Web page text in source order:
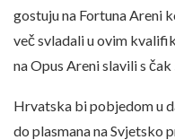
gostuju na Fortuna Areni
več svladali u ovim
na Opus Areni slavili s čak
Hrvatska bi pobjedom u
do plasmana na Svjetsko